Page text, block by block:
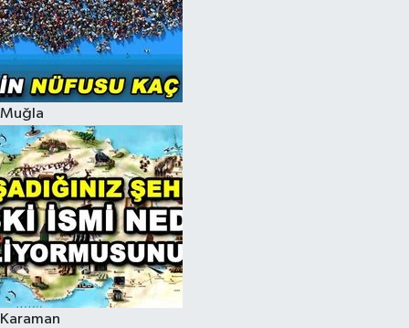
Muğla
Karaman